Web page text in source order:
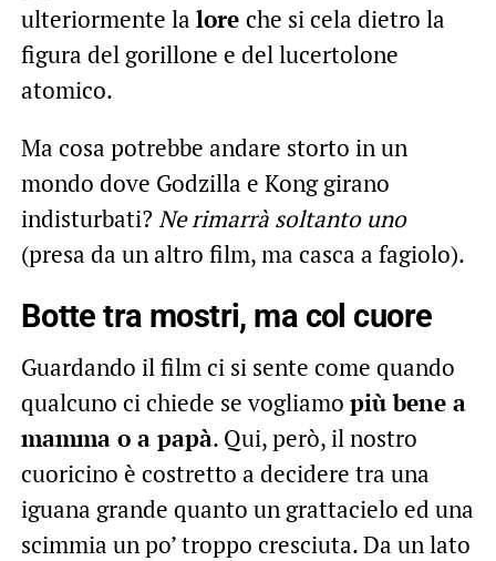
ulteriormente la lore che si cela dietro la
figura del gorillone e del lucertolone
atomico.
Ma cosa potrebbe andare storto in un
mondo dove Godzilla e Kong girano
indisturbati?Ne rimarrà soltanto uno
(presa da un altro film, ma casca a fagiolo).
Botte tra mostri, ma col cuore
Guardando il film ci si sente come quando
qualcuno ci chiede se vogliamo più bene a
mamma o a papà. Qui, però, il nostro
cuoricino è costretto a decidere tra una
iguana grande quanto un grattacielo ed una
scimmia un po’ troppo cresciuta. Da un lato